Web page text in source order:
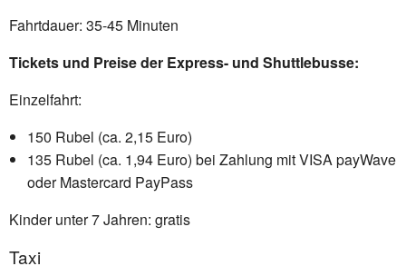
Fahrtdauer: 35-45 Minuten
Tickets und Preise der Express- und Shuttlebusse:
Einzelfahrt:
150 Rubel (ca. 2,15 Euro)
135 Rubel (ca. 1,94 Euro) bei Zahlung mit VISA payWave
oder Mastercard PayPass
Kinder unter 7 Jahren: gratis
Taxi